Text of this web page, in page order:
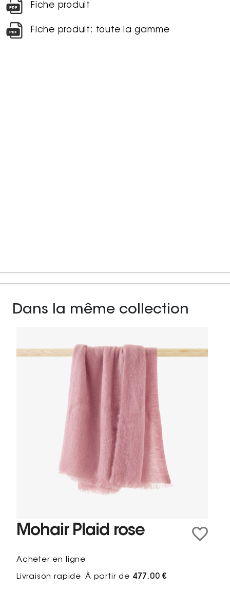
Fiche produit
Fiche produit: toute la gamme
Dans la même collection
Mohair Plaid rose
Acheter en ligne
Livraison rapide À partir de 477,00 €